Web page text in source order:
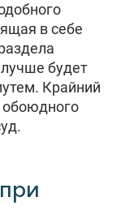
в себе
будет
Крайний
обоюдного